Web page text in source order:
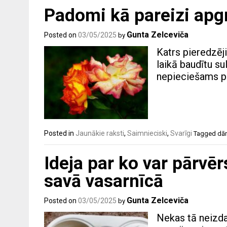
Padomi kā pareizi
Posted on 03/05/2025 by Gunta Zelceviča
Katrs
laikā baudītu
nepieciešams
Posted in Jaunākie raksti, Saimnieciski, Svarīgi Tagged
Ideja par ko var
savā vasarnīcā
Posted on 03/05/2025 by Gunta Zelceviča
Nekas tā